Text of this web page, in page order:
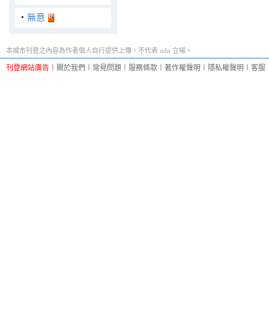
‧ 無意
本城市刊登之內容為作者個人自行提供上傳，不代表 udn 立場。
刊登網站廣告 關於我們 常見問題 服務條款 著作權聲明 隱私權聲明 客服